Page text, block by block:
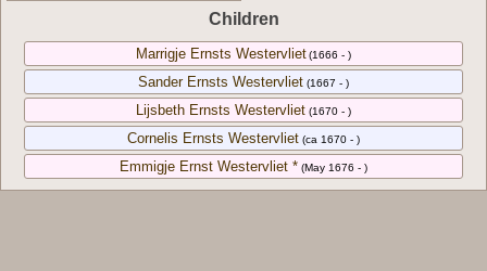
Children
Marrigje Ernsts Westervliet(1666 - )
Sander Ernsts Westervliet (1667 - )
Lijsbeth Ernsts Westervliet (1670 - )
Cornelis Ernsts Westervliet (ca 1670 - )
Emmigje Ernst Westervliet * (May 1676 - )